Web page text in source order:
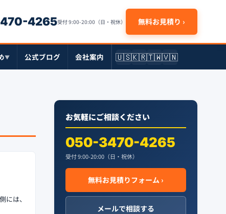
4265受付 9:00-20:00（日・祝休） 無料お見積り ›
▼ 公式ブログ 会社案内 🇺🇸🇰🇷🇹🇼🇻🇳
には、
お気軽にご相談ください
050-3470-4265
受付 9:00-20:00（日・祝休）
無料お見積りフォーム ›
メールで相談する